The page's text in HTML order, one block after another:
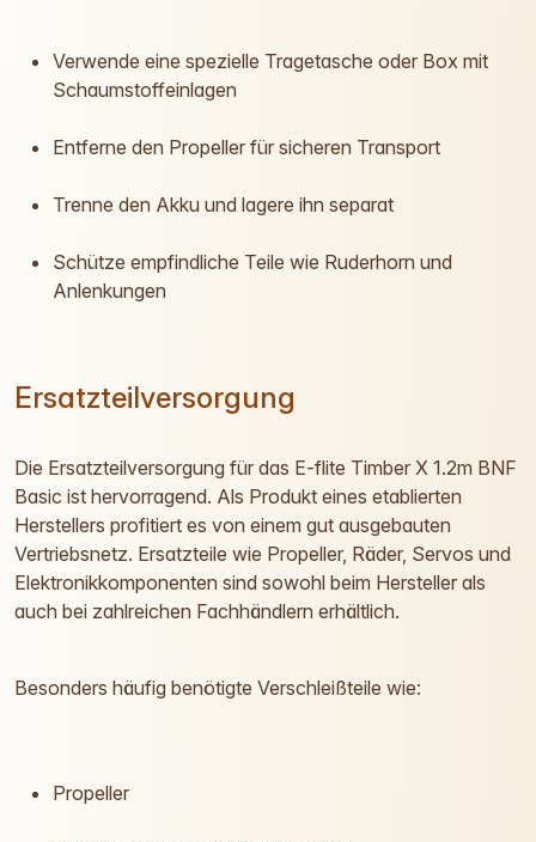
Verwende eine spezielle Tragetasche oder Box mit
Schaumstoffeinlagen
Entferne den Propeller für sicheren Transport
Trenne den Akku und lagere ihn separat
Schütze empfindliche Teile wie Ruderhorn und
Anlenkungen
Ersatzteilversorgung
Die Ersatzteilversorgung für das E-flite Timber X 1.2m BNF
Basic ist hervorragend. Als Produkt eines etablierten
Herstellers profitiert es von einem gut ausgebauten
Vertriebsnetz. Ersatzteile wie Propeller, Räder, Servos und
Elektronikkomponenten sind sowohl beim Hersteller als
auch bei zahlreichen Fachhändlern erhältlich.
Besonders häufig benötigte Verschleißteile wie:
Propeller